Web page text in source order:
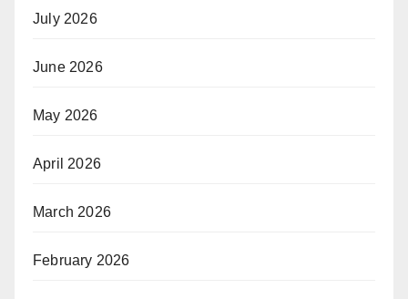
July 2026
June 2026
May 2026
April 2026
March 2026
February 2026